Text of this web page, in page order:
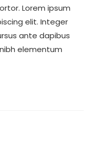
Lorem ipsum
elit. Integer
ante dapibus
elementum